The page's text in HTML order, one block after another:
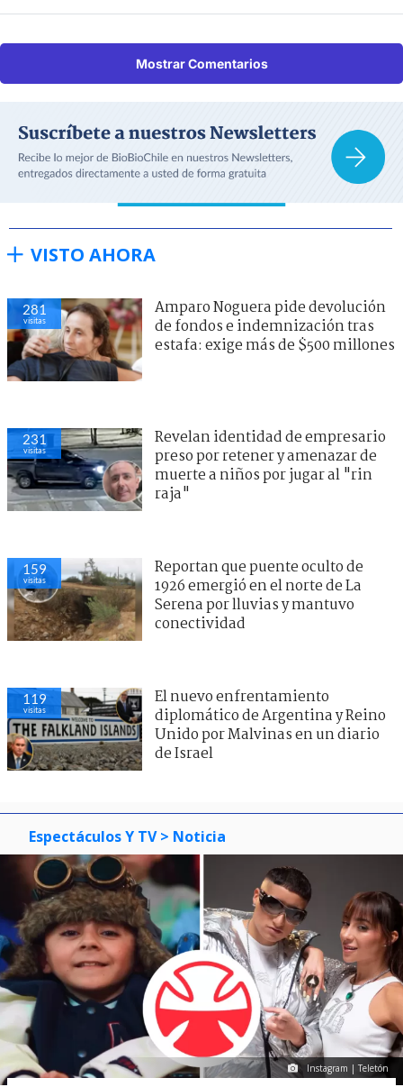
Mostrar Comentarios
VISTO AHORA
281
visitas
Amparo Noguera pide devolución
de fondos e indemnización tras
estafa: exige más de $500 millones
231
visitas
Revelan identidad de empresario
preso por retener y amenazar de
muerte a niños por jugar al "rin
raja"
159
visitas
Reportan que puente oculto de
1926 emergió en el norte de La
Serena por lluvias y mantuvo
conectividad
119
visitas
El nuevo enfrentamiento
diplomático de Argentina y Reino
Unido por Malvinas en un diario
de Israel
Espectáculos Y TV > Noticia
Instagram | Teletón